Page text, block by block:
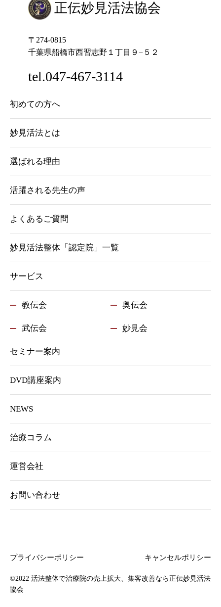
正伝妙見活法協会
〒274-0815
千葉県船橋市西習志野１丁目９−５２
tel.047-467-3114
初めての方へ
妙見活法とは
選ばれる理由
活躍される先生の声
よくあるご質問
妙見活法整体「認定院」一覧
サービス
教伝会 奥伝会
武伝会 妙見会
セミナー案内
DVD講座案内
NEWS
治療コラム
運営会社
お問い合わせ
プライバシーポリシー キャンセルポリシー
©2022 活法整体で治療院の売上拡大、集客改善なら正伝妙見活法
協会